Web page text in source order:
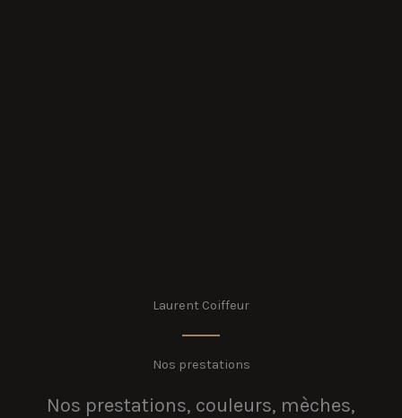
Laurent Coiffeur
Nos prestations
Nos prestations, couleurs, mèches,